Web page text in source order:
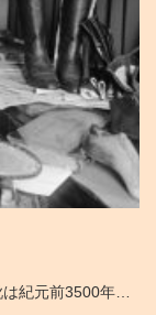
紀元前3500年…